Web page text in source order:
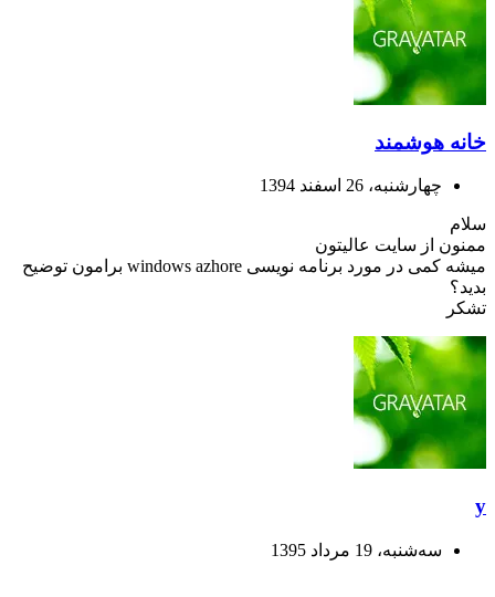
خانه هوشمند
چهارشنبه، 26 اسفند 1394
سلام
ممنون از سایت عالیتون
میشه کمی در مورد برنامه نویسی windows azhore برامون توضیح
بدید؟
تشکر
y
ﺳﻪشنبه، 19 مرداد 1395